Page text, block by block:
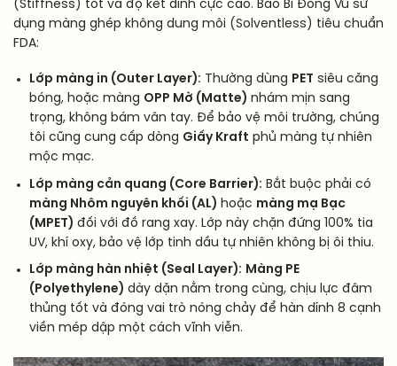
(Stiffness) tốt và độ kết dính cực cao. Bao Bì Đông Vũ sử
dụng màng ghép không dung môi (Solventless) tiêu chuẩn
FDA:
Lớp màng in (Outer Layer): Thường dùng PET siêu căng
bóng, hoặc màng OPP Mờ (Matte) nhám mịn sang
trọng, không bám vân tay. Để bảo vệ môi trường, chúng
tôi cũng cung cấp dòng Giấy Kraft phủ màng tự nhiên
mộc mạc.
Lớp màng cản quang (Core Barrier): Bắt buộc phải có
màng Nhôm nguyên khối (AL) hoặc màng mạ Bạc
(MPET) đối với đồ rang xay. Lớp này chặn đứng 100% tia
UV, khí oxy, bảo vệ lớp tinh dầu tự nhiên không bị ôi thiu.
Lớp màng hàn nhiệt (Seal Layer): Màng PE
(Polyethylene) dày dặn nằm trong cùng, chịu lực đâm
thủng tốt và đóng vai trò nóng chảy để hàn dính 8 cạnh
viền mép dập một cách vĩnh viễn.